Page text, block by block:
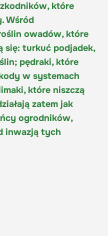
które
Wśród
owadów, które
się: turkuć podjadek,
pędraki, które
w systemach
które niszczą
zatem jak
ogrodników,
inwazją tych